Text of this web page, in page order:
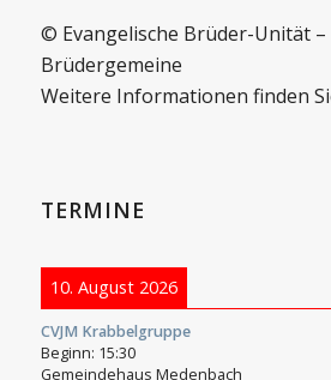
© Evangelische Brüder-Unität
Brüdergemeine
Weitere Informationen finden
TERMINE
10. August 2026
CVJM Krabbelgruppe
Beginn: 15:30
Gemeindehaus Medenbach